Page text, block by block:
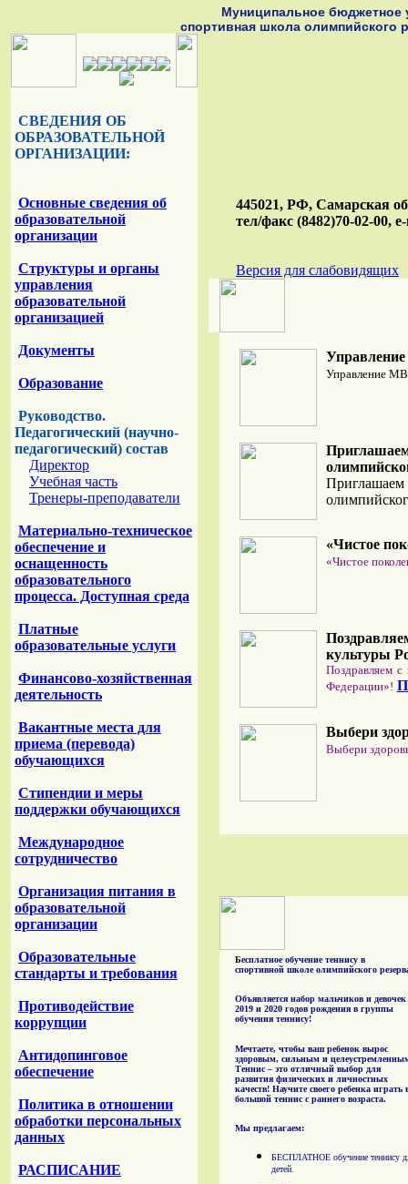
Муниципальное бюджетное
спортивная школа олимпийского
СВЕДЕНИЯ ОБ
ОБРАЗОВАТЕЛЬНОЙ
ОРГАНИЗАЦИИ:
Основные сведения об
образовательной
организации
Структуры и органы
управления
образовательной
организацией
Документы
Образование
Руководство.
Педагогический (научно-
педагогический) состав
Директор
Учебная часть
Тренеры-преподаватели
Материально-техническое
обеспечение и
оснащенность
образовательного
процесса. Доступная среда
Платные
образовательные услуги
Финансово-хозяйственная
деятельность
Вакантные места для
приема (перевода)
обучающихся
Стипендии и меры
поддержки обучающихся
Международное
сотрудничество
Организация питания в
образовательной
организации
Образовательные
стандарты и требования
Противодействие
коррупции
Антидопинговое
обеспечение
Политика в отношении
обработки персональных
данных
РАСПИСАНИЕ
445021, РФ, Самарская
тел/факс (8482)70-02-00,
Версия для слабовидящих
Управление
«Чистое
«Чистое
культуры
Поздравляем с
Федерации»!
Выбери
Выбери
Бесплатное обучение теннису в
спортивной школе олимпийского
Объявляется набор мальчиков и девочек
2019 и 2020 годов рождения в группы
обучения теннису!
Мечтаете, чтобы ваш ребенок вырос
здоровым, сильным и
Теннис – это отличный выбор для
развития физических и личностных
качеств! Научите своего ребенка играть
большой теннис с раннего возраста.
Мы предлагаем:
БЕСПЛАТНОЕ обучение теннису
детей.